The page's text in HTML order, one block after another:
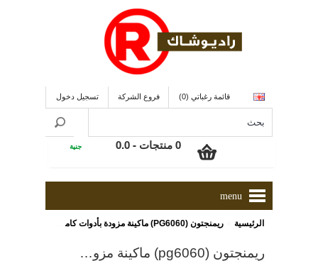
قائمة رغباتي (0) فروع الشركة تسجيل دخول
0 منتجات - 0.0 جنية
menu
الرئيسية ريمنجتون (PG6060) ماكينة مزودة بأدوات كاملة لتهذيب الشعر تعمل من خلال بطارية ليثيوم قابلة للشحن
ريمنجتون (pg6060) ماكينة مزودة بأدوات كاملة لتهذيب الشعر تعمل من خلال بطارية ليثيوم قابلة للشحن